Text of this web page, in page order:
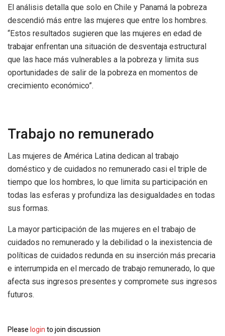
El análisis detalla que solo en Chile y Panamá la pobreza
descendió más entre las mujeres que entre los hombres.
“Estos resultados sugieren que las mujeres en edad de
trabajar enfrentan una situación de desventaja estructural
que las hace más vulnerables a la pobreza y limita sus
oportunidades de salir de la pobreza en momentos de
crecimiento económico”.
Trabajo no remunerado
Las mujeres de América Latina dedican al trabajo
doméstico y de cuidados no remunerado casi el triple de
tiempo que los hombres, lo que limita su participación en
todas las esferas y profundiza las desigualdades en todas
sus formas.
La mayor participación de las mujeres en el trabajo de
cuidados no remunerado y la debilidad o la inexistencia de
políticas de cuidados redunda en su inserción más precaria
e interrumpida en el mercado de trabajo remunerado, lo que
afecta sus ingresos presentes y compromete sus ingresos
futuros.
Pleaseloginto join discussion